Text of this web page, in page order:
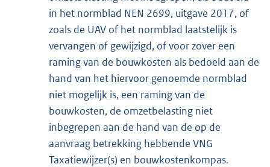
in het normblad NEN 2699, uitgave 2017, of
zoals de UAV of het normblad laatstelijk is
vervangen of gewijzigd, of voor zover een
raming van de bouwkosten als bedoeld aan de
hand van het hiervoor genoemde normblad
niet mogelijk is, een raming van de
bouwkosten, de omzetbelasting niet
inbegrepen aan de hand van de op de
aanvraag betrekking hebbende VNG
Taxatiewijzer(s) en bouwkostenkompas.